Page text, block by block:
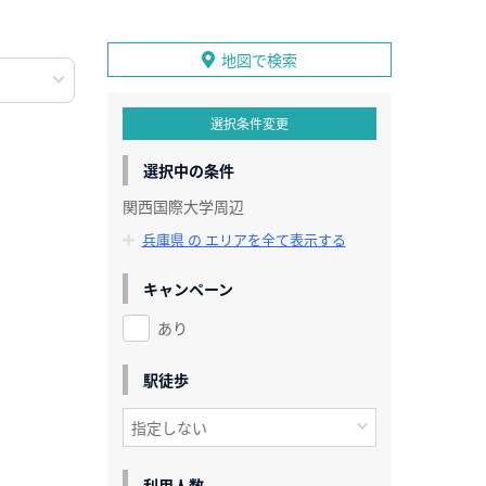
地図で検索
選択条件変更
選択中の条件
関西国際大学周辺
兵庫県 の エリアを全て表示する
キャンペーン
あり
駅徒歩